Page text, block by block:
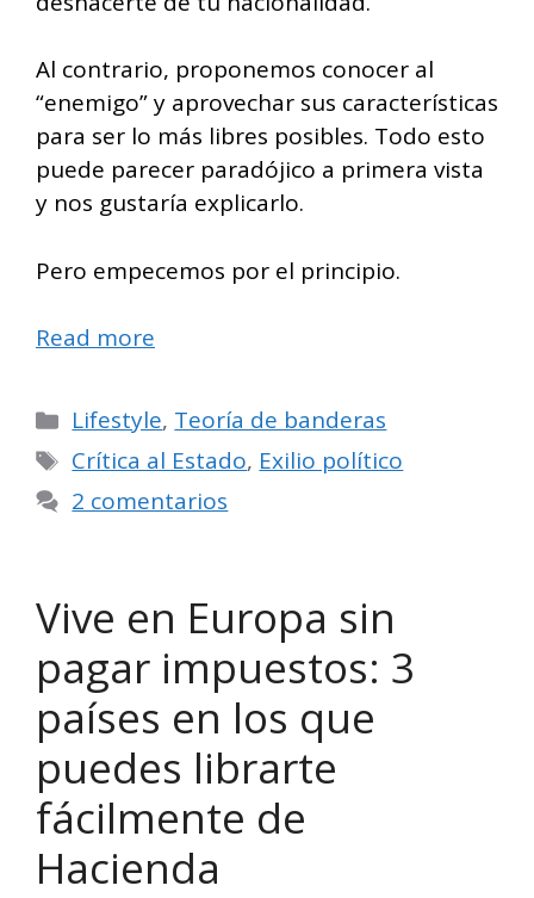
Al contrario, proponemos conocer al
“enemigo” y aprovechar sus características
para ser lo más libres posibles. Todo esto
puede parecer paradójico a primera vista
y nos gustaría explicarlo.
Pero empecemos por el principio.
Read more
Categorías
Lifestyle, Teoría de banderas
Etiquetas
Crítica al Estado, Exilio político
2 comentarios
Vive en Europa sin
pagar impuestos: 3
países en los que
puedes librarte
fácilmente de
Hacienda